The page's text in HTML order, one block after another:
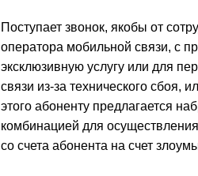
Поступает звонок, якобы от
оператора мобильной связи, с
эксклюзивную услугу или для
связи из-за технического сбоя,
этого абоненту предлагается
комбинацией для
со счета абонента на счет